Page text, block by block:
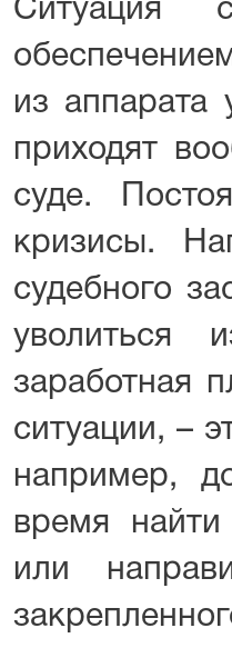
Ситуация
из аппарата
приходят
суде.
кризисы.
судебного
уволиться
заработная
ситуации, –
например,
время
или